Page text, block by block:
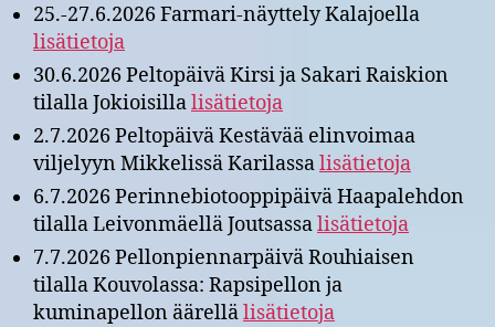
25.-27.6.2026 Farmari-näyttely Kalajoella
lisätietoja
30.6.2026 Peltopäivä Kirsi ja Sakari Raiskion
tilalla Jokioisillalisätietoja
2.7.2026 Peltopäivä Kestävää elinvoimaa
viljelyyn Mikkelissä Karilassalisätietoja
6.7.2026 Perinnebiotooppipäivä Haapalehdon
tilalla Leivonmäellä Joutsassalisätietoja
7.7.2026 Pellonpiennarpäivä Rouhiaisen
tilalla Kouvolassa: Rapsipellon ja
kuminapellon äärellälisätietoja